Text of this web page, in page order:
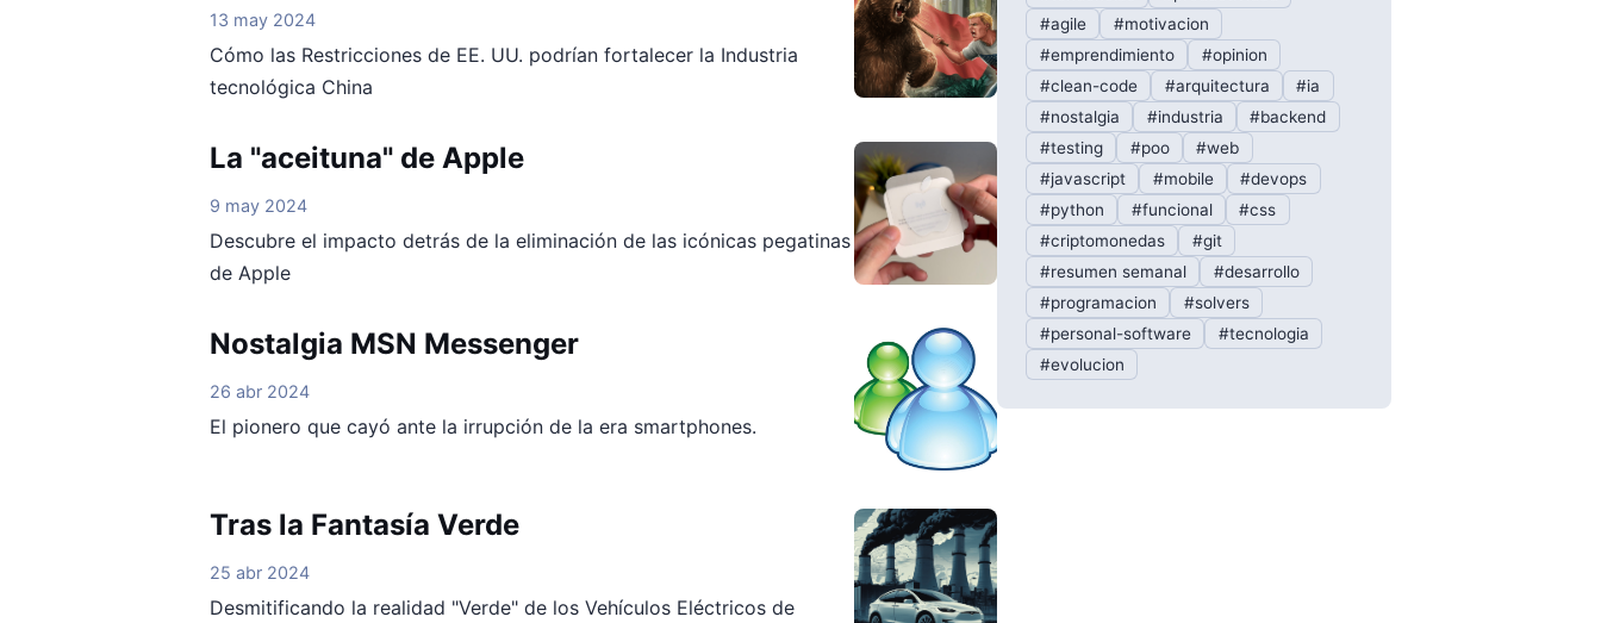
13 may 2024
Cómo las Restricciones de EE. UU. podrían fortalecer la Industria
tecnológica China
La "aceituna" de Apple
9 may 2024
Descubre el impacto detrás de la eliminación de las icónicas pegatinas
de Apple
Nostalgia MSN Messenger
26 abr 2024
El pionero que cayó ante la irrupción de la era smartphones.
Tras la Fantasía Verde
25 abr 2024
Desmitificando la realidad "Verde" de los Vehículos Eléctricos de
#agile
#motivacion
#emprendimiento
#opinion
#clean-code
#arquitectura
#ia
#nostalgia
#industria
#backend
#testing
#poo
#web
#javascript
#mobile
#devops
#python
#funcional
#css
#criptomonedas
#git
#resumen semanal
#desarrollo
#programacion
#solvers
#personal-software
#tecnologia
#evolucion